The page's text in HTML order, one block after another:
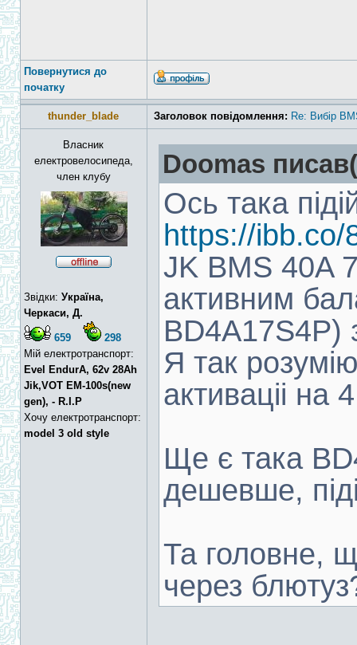
Повернутися до
початку
thunder_blade Заголовок повідомлення: Re: Вибір
Власник
електровелосипеда,
член клубу
Звідки: Україна,
Черкаси, Д.
659
298
Мій електротранспорт:
Evel EndurA, 62v 28Ah
Jik,VOT EM-100s(new
gen), - R.I.P
Хочу електротранспорт:
model 3 old style
Doomas
Ось така
https://ibb.co/
JK BMS 40A
активним
BD4A17S4P)
Я так
активаціі на
Ще є така
дешевше,
Та головне,
через